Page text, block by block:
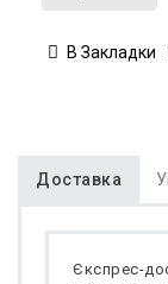
В Закладки
Доставка
Єкспрес-